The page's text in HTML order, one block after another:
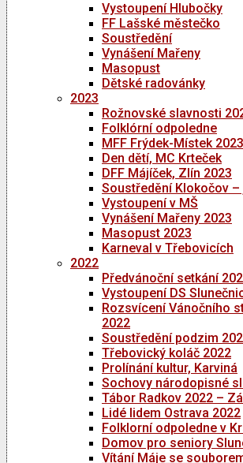
Vystoupení Hlubočky
FF Lašské městečko
Soustředění
Vynášení Mařeny
Masopust
Dětské radovánky
2023
Rožnovské slavnosti
Folklórní odpoledne
MFF Frýdek-Místek 2023
Den dětí, MC Krteček
DFF Májíček, Zlín 2023
Soustředění Klokočov –
Vystoupení v MŠ
Vynášení Mařeny 2023
Masopust 2023
Karneval v Třebovicích
2022
Předvánoční setkání
Vystoupení DS
Rozsvícení Vánočního
2022
Soustředění podzim
Třebovický koláč 2022
Prolínání kultur, Karviná
Sochovy národopisné
Tábor Radkov 2022 –
Lidé lidem Ostrava 2022
Folklorní odpoledne v
Domov pro seniory
Vítání Máje se